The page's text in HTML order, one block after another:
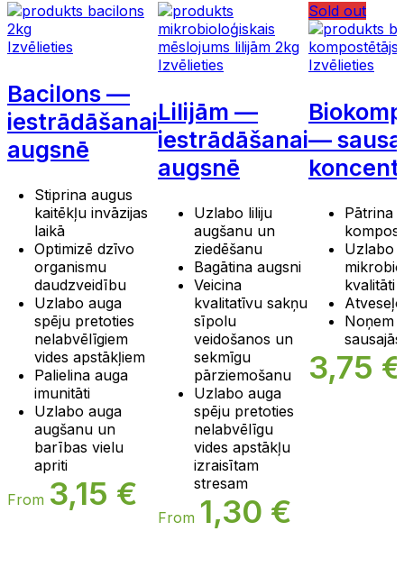
Izvēlieties
Bacilons —
iestrādāšanai
augsnē
Stiprina augus
kaitēkļu invāzijas
laikā
Optimizē dzīvo
organismu
daudzveidību
Uzlabo auga
spēju pretoties
nelabvēlīgiem
vides apstākļiem
Palielina auga
imunitāti
Uzlabo auga
augšanu un
barības vielu
apriti
From 3,15 €
Izvēlieties
Lilijām —
iestrādāšanai
augsnē
Uzlabo liliju
augšanu un
ziedēšanu
Bagātina augsni
Veicina
kvalitatīvu sakņu
sīpolu
veidošanos un
sekmīgu
pārziemošanu
Uzlabo auga
spēju pretoties
nelabvēlīgu
vides apstākļu
izraisītam
stresam
From 1,30 €
Sold out
Izvēlieties
—
Pātrina
Uzlabo
kvalitāti
Noņem
3,75 €